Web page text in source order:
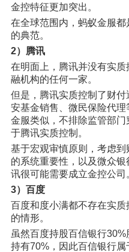
金控特征更加突出。
在全球范围内，蚂蚁金服都
的典范。
2）腾讯
在明面上，腾讯并没有实
融机构的任何一家。
但是，腾讯实质控制了财
安基金销售、微民保险代理
金服类似，不排除监管部
于腾讯实质控制。
基于宏观审慎原则，考虑到
的系统重要性，以及微众
讯很可能需要成立金控公司
3）百度
百度和度小满都不存在实
的情形。
虽然百度持股百信银行
持有70%，因此百信银行